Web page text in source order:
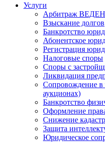
Услуги
Арбитраж
Взыскание долгов
Банкротство
Абонентское
Регистрация
Налоговые споры
Споры с
Ликвидация
Сопровождение в
аукционах)
Банкротство
Оформление
Снижение
Защита
Юридическое